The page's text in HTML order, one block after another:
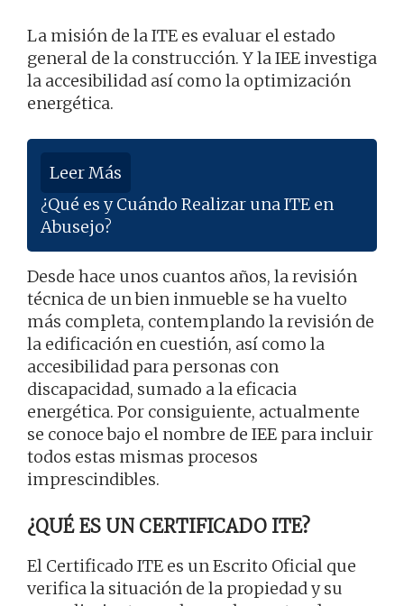
La misión de la ITE es evaluar el estado
general de la construcción. Y la IEE investiga
la accesibilidad así como la optimización
energética.
Leer Más
¿Qué es y Cuándo Realizar una ITE en
Abusejo?
Desde hace unos cuantos años, la revisión
técnica de un bien inmueble se ha vuelto
más completa, contemplando la revisión de
la edificación en cuestión, así como la
accesibilidad para personas con
discapacidad, sumado a la eficacia
energética. Por consiguiente, actualmente
se conoce bajo el nombre de IEE para incluir
todos estas mismas procesos
imprescindibles.
¿QUÉ ES UN CERTIFICADO ITE?
El Certificado ITE es un Escrito Oficial que
verifica la situación de la propiedad y su